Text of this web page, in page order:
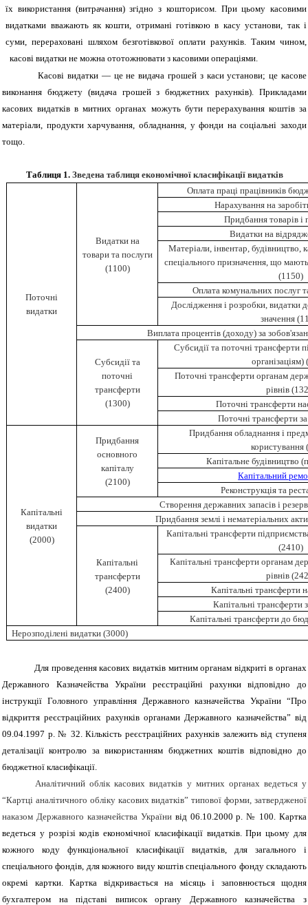
їх використання (витрачання) згідно з кошторисом. При цьому касовими
видатками вважають як кошти, отримані готівкою в касу установи, так і
суми, перераховані шляхом безготівкової оплати рахунків. Таким чином,
касові видатки не можна ототожнювати з касовими операціями.
Касові видатки — це не видача грошей з каси установи; це касове
виконання бюджету (видача грошей з бюджетних рахунків). Прикладами
касових видатків в митних органах можуть бути перерахування коштів за
матеріали, продукти харчування, обладнання, у фонди на соціальні заходи
тощо.
Таблиця 1. Зведена таблиця економічної класифікації видатків
Поточні
видатки
Видатки на
товари та послуги
(1100)
Оплата праці працівників
Нарахування на
Придбання товарів і
Видатки на
Матеріали, інвентар, будівництво,
спеціального призначення, що
(1150)
Оплата комунальних послуг
Дослідження і розробки, видатки
значення
Виплата процентів (доходу) за
Субсидії та
поточні
трансферти
(1300)
Субсидії та поточні трансферти
організаціям)
Поточні трансферти органам
рівнів
Поточні трансферти
Поточні трансферти
Капітальні
видатки
(2000)
Придбання
основного
капіталу
(2100)
Придбання обладнання і
користування
Капітальне будівництво
Капітальний
Реконструкція та
Створення державних запасів і
Придбання землі і нематеріальних
Капітальні
трансферти
(2400)
Капітальні трансферти
(2410)
Капітальні трансферти органам
рівнів
Капітальні трансферти
Капітальні трансферти
Капітальні трансферти до
Нерозподілені видатки (3000)
Для проведення касових видатків митним органам відкриті в органах
Державного Казначейства України реєстраційні рахунки відповідно до
інструкції Головного управління Державного казначейства України “Про
відкриття реєстраційних рахунків органами Державного казначейства” від
09.04.1997 р. № 32. Кількість реєстраційних рахунків залежить від ступеня
деталізації контролю за використанням бюджетних коштів відповідно до
бюджетної класифікації.
Аналітичний облік касових видатків у митних органах ведеться у
“Картці аналітичного обліку касових видатків” типової форми, затвердженої
наказом Державного казначейства Українивід 06.10.2000 р. № 100. Картка
ведеться у розрізі кодів економічної класифікації видатків. При цьому для
кожного коду функціональної класифікації видатків, для загального і
спеціального фондів, для кожного виду коштів спеціального фонду складають
окремі картки. Картка відкривається на місяць і заповнюється щодня
бухгалтером на підставі виписок органу Державного казначейства з